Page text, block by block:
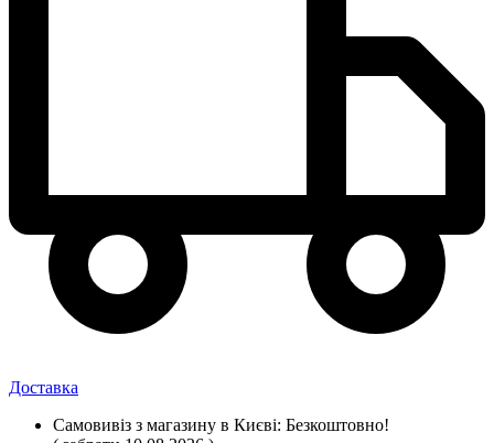
Доставка
Самовивіз з магазину в Києві: Безкоштовно!